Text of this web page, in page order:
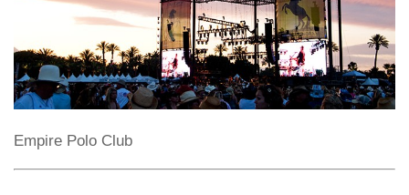
Empire Polo Club